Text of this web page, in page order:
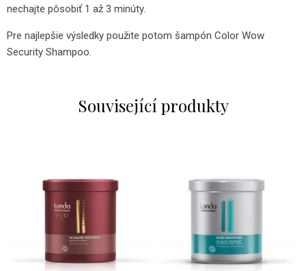
nechajte pôsobiť 1 až 3 minúty.
Pre najlepšie výsledky použite potom šampón Color Wow
Security Shampoo.
Související produkty